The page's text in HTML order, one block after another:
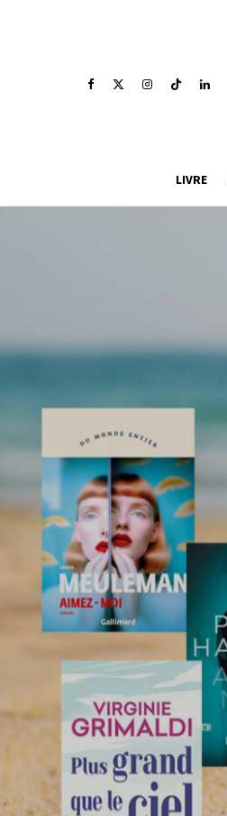
LIVRE